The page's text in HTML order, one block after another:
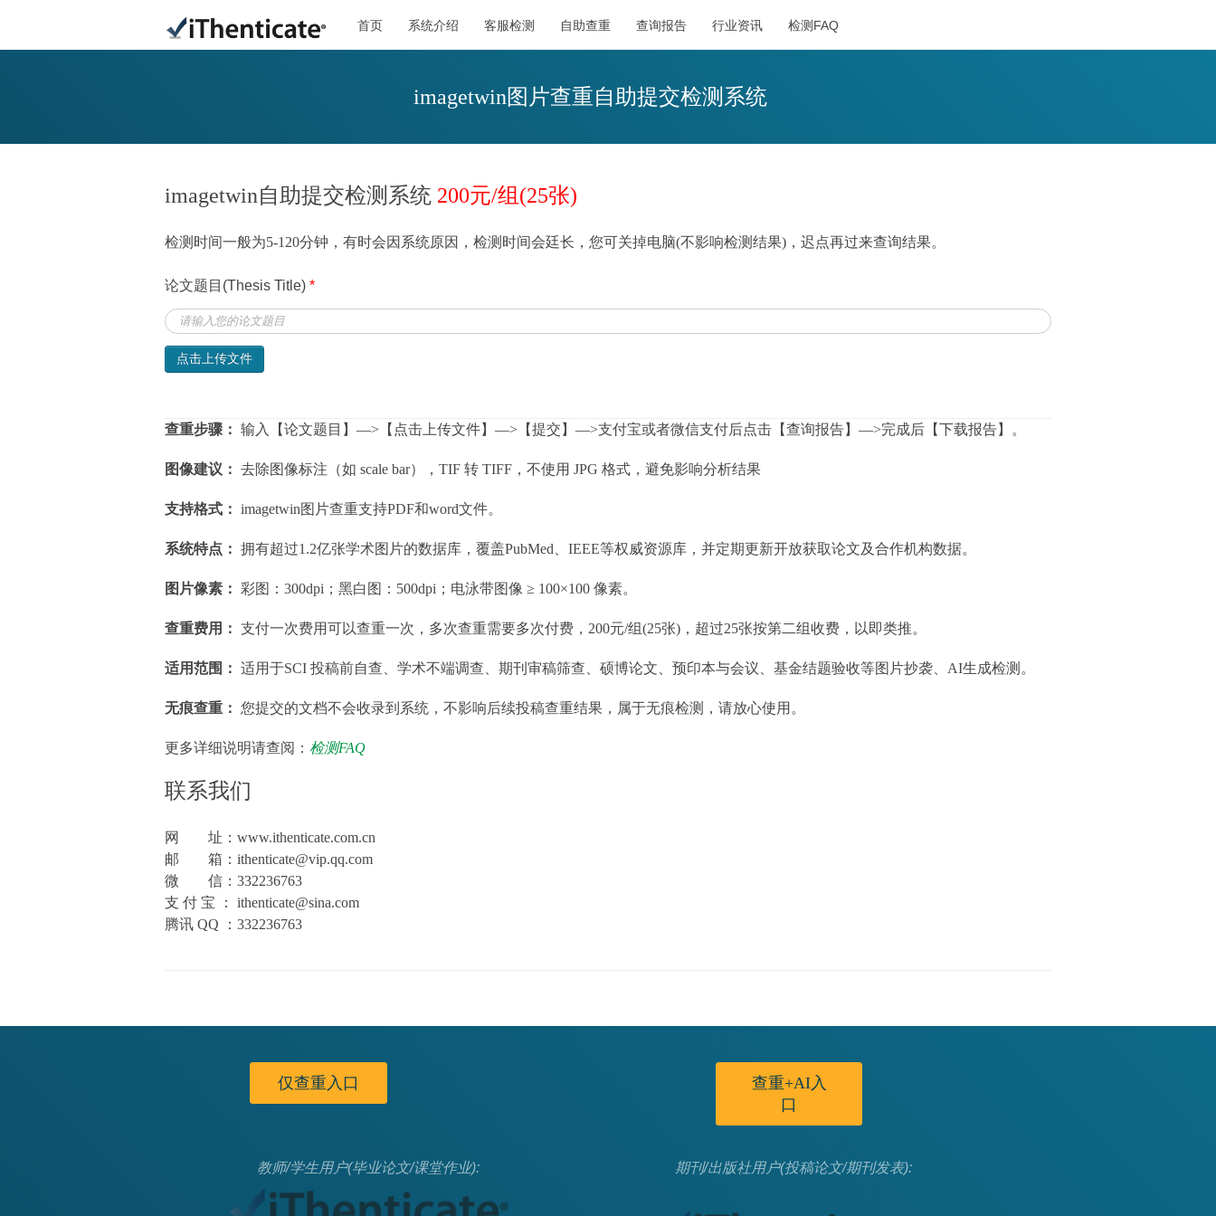
首页 系统介绍 客服检测 自助查重 查询报告 行业资讯 检测FAQ
imagetwin图片查重自助提交检测系统
imagetwin自助提交检测系统 200元/组(25张)
检测时间一般为5-120分钟，有时会因系统原因，检测时间会廷长，您可关掉电脑(不影响检测结果)，迟点再过来查询结果。
论文题目(Thesis Title) *
点击上传文件
查重步骤： 输入【论文题目】—>【点击上传文件】—>【提交】—>支付宝或者微信支付后点击【查询报告】—>完成后【下载报告】。
图像建议： 去除图像标注（如 scale bar），TIF 转 TIFF，不使用 JPG 格式，避免影响分析结果
支持格式： imagetwin图片查重支持PDF和word文件。
系统特点： 拥有超过1.2亿张学术图片的数据库，覆盖PubMed、IEEE等权威资源库，并定期更新开放获取论文及合作机构数据。
图片像素： 彩图：300dpi；黑白图：500dpi；电泳带图像 ≥ 100×100 像素。
查重费用： 支付一次费用可以查重一次，多次查重需要多次付费，200元/组(25张)，超过25张按第二组收费，以即类推。
适用范围： 适用于SCI 投稿前自查、学术不端调查、期刊审稿筛查、硕博论文、预印本与会议、基金结题验收等图片抄袭、AI生成检测。
无痕查重： 您提交的文档不会收录到系统，不影响后续投稿查重结果，属于无痕检测，请放心使用。
更多详细说明请查阅： 检测FAQ
联系我们
网 址：www.ithenticate.com.cn
邮 箱：ithenticate@vip.qq.com
微 信：332236763
支 付 宝 ： ithenticate@sina.com
腾讯 QQ ：332236763
仅查重入口
查重+AI入
口
教师/学生用户(毕业论文/课堂作业): 期刊/出版社用户(投稿论文/期刊发表):